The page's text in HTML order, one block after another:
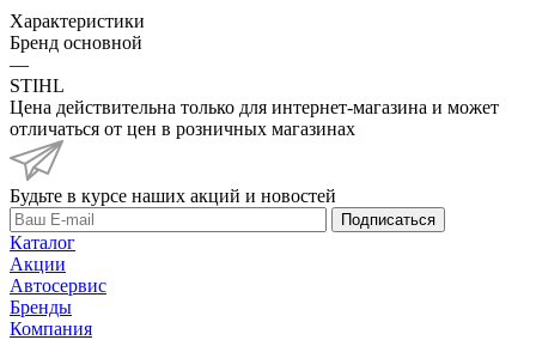
Характеристики
Бренд основной
—
STIHL
Цена действительна только для интернет-магазина и может
отличаться от цен в розничных магазинах
Будьте в курсе наших акций и новостей
Подписаться
Каталог
Акции
Автосервис
Бренды
Компания